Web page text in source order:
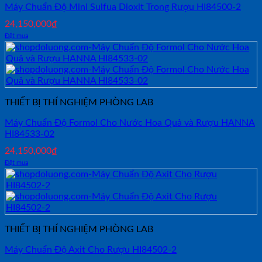
Máy Chuẩn Độ Mini Sulfua Dioxit Trong Rượu HI84500-2
24,150,000₫
Đặt mua
THIẾT BỊ THÍ NGHIỆM PHÒNG LAB
Máy Chuẩn Độ Formol Cho Nước Hoa Quả và Rượu HANNA
HI84533-02
24,150,000₫
Đặt mua
THIẾT BỊ THÍ NGHIỆM PHÒNG LAB
Máy Chuẩn Độ Axit Cho Rượu HI84502-2